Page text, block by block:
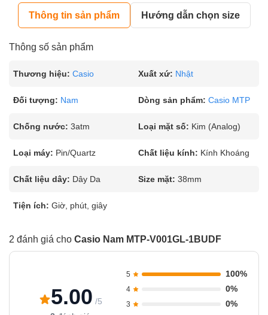
Thông tin sản phẩm Hướng dẫn chọn size
Thông số sản phẩm
Thương hiệu: Casio Xuất xứ: Nhật
Đối tượng: Nam Dòng sản phẩm: Casio MTP
Chống nước: 3atm Loại mặt số: Kim (Analog)
Loại máy: Pin/Quartz Chất liệu kính: Kính Khoáng
Chất liệu dây: Dây Da Size mặt: 38mm
Tiện ích: Giờ, phút, giây
2 đánh giá cho Casio Nam MTP-V001GL-1BUDF
5.00 /5
5 100%
4 0%
3 0%